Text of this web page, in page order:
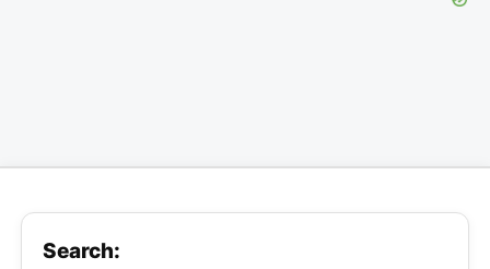
Search: